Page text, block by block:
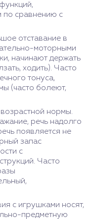
по сравнению с
отставание в
моторными
начинают держать
ходить). Часто
тонуса,
(часто болеют,
нормы.
речь надолго
появляется не
запас
с
Часто
с игрушками носят,
предметную